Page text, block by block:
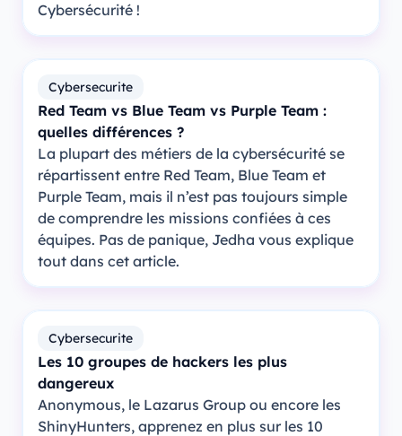
Cybersécurité !
Cybersecurite
Red Team vs Blue Team vs Purple Team :
quelles différences ?
La plupart des métiers de la cybersécurité se
répartissent entre Red Team, Blue Team et
Purple Team, mais il n’est pas toujours simple
de comprendre les missions confiées à ces
équipes. Pas de panique, Jedha vous explique
tout dans cet article.
Cybersecurite
Les 10 groupes de hackers les plus
dangereux
Anonymous, le Lazarus Group ou encore les
ShinyHunters, apprenez en plus sur les 10